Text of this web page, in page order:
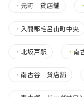
・ 元町 貸店舗 ・
・ 入間郡毛呂山町中央
・ 北坂戸駅 ・南
・ 南古谷 貸店舗